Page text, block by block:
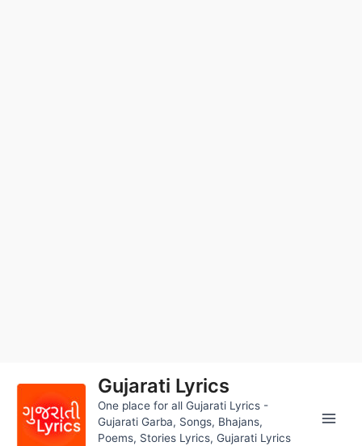
content
Gujarati Lyrics
One place for all Gujarati Lyrics -
Gujarati Garba, Songs, Bhajans,
Poems, Stories Lyrics, Gujarati Lyrics